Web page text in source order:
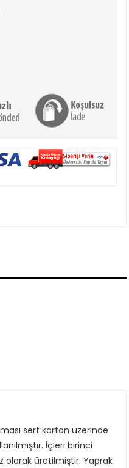
sert karton üzerinde
İçleri birinci
olarak üretilmiştir. Yaprak